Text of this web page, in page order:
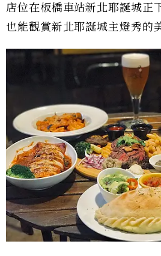
店位在板橋車站新北耶誕城正
也能觀賞新北耶誕城主燈秀的